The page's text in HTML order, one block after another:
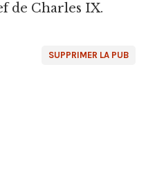
de Charles IX.
SUPPRIMER LA PUB